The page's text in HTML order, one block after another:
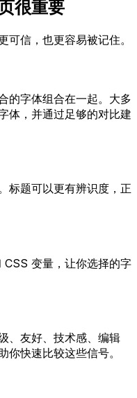
很重要
信，也更容易被记住。
的字体组合在一起。大多
体，并通过足够的对比建
标题可以更有辨识度，正
变量，让你选择的字
、友好、技术感、编辑
快速比较这些信号。